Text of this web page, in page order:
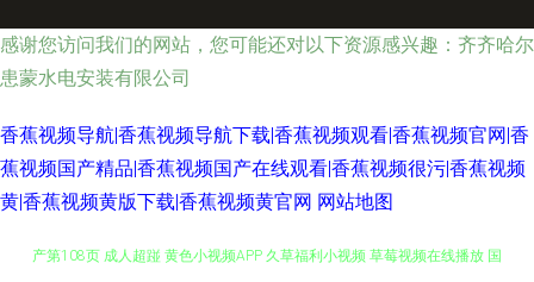
感谢您访问我们的网站，您可能还对以下资源感兴趣：齐齐哈尔
患蒙水电安装有限公司
香蕉视频导航|香蕉视频导航下载|香蕉视频观看|香蕉视频官网|香
蕉视频国产精品|香蕉视频国产在线观看|香蕉视频很污|香蕉视频
黄|香蕉视频黄版下载|香蕉视频黄官网 网站地图